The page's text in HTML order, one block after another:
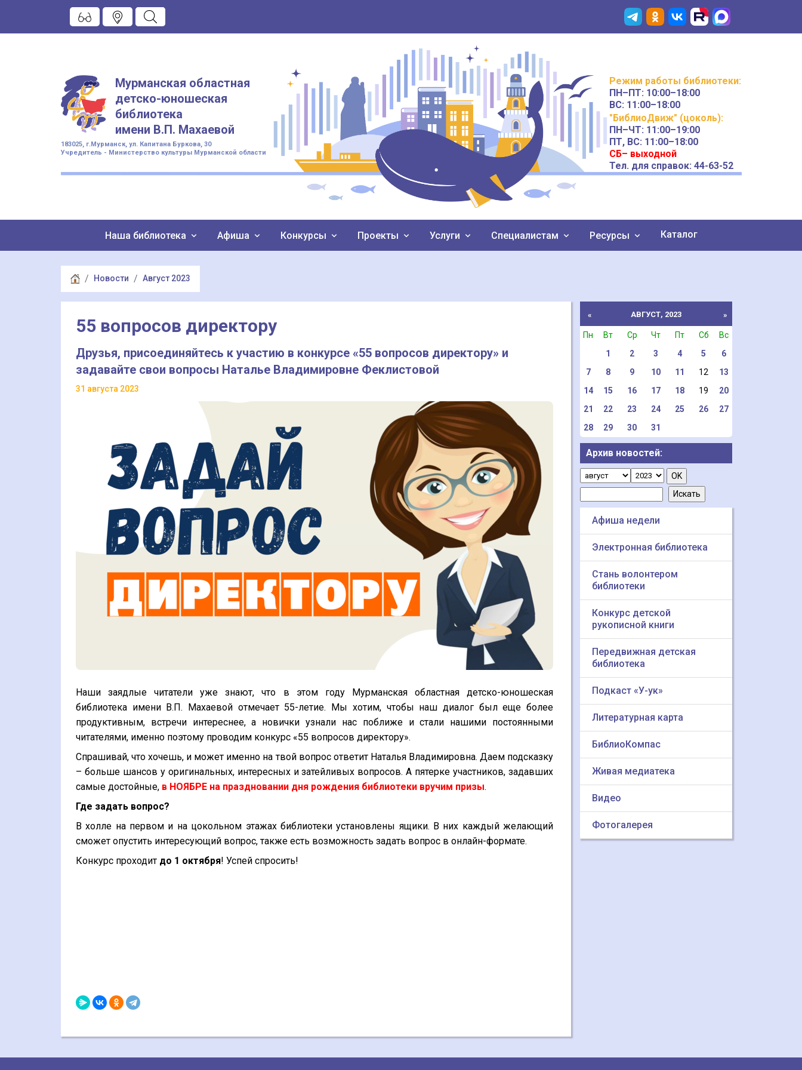
Мурманская областная
детско-юношеская
библиотека
имени В.П. Махаевой
183025, г.Мурманск, ул. Капитана Буркова, 30
Учредитель - Министерство культуры Мурманской области
Режим работы библиотеки:
ПН–ПТ: 10:00–18:00
ВС: 11:00–18:00
"БиблиоДвиж" (цоколь):
ПН–ЧТ: 11:00–19:00
ПТ, ВС: 11:00–18:00
СБ– выходной
Тел. для справок: 44-63-52
Наша библиотека Афиша Конкурсы Проекты Услуги Специалистам Ресурсы Каталог
Новости Август 2023
55 вопросов директору
Друзья, присоединяйтесь к участию в конкурсе «55 вопросов директору» и
задавайте свои вопросы Наталье Владимировне Феклистовой
31 августа 2023
Наши заядлые читатели уже знают, что в этом году Мурманская областная детско-юношеская
библиотека имени В.П. Махаевой отмечает 55-летие. Мы хотим, чтобы наш диалог был еще более
продуктивным, встречи интереснее, а новички узнали нас поближе и стали нашими постоянными
читателями, именно поэтому проводим конкурс «55 вопросов директору».
Спрашивай, что хочешь, и может именно на твой вопрос ответит Наталья Владимировна. Даем подсказку
– больше шансов у оригинальных, интересных и затейливых вопросов. А пятерке участников, задавших
самые достойные, в НОЯБРЕ на праздновании дня рождения библиотеки вручим призы.
Где задать вопрос?
В холле на первом и на цокольном этажах библиотеки установлены ящики. В них каждый желающий
сможет опустить интересующий вопрос, также есть возможность задать вопрос в онлайн-формате.
Конкурс проходит до 1 октября! Успей спросить!
« АВГУСТ, 2023 »
Пн Вт Ср Чт Пт Сб
Вс
1
2 3 4 5
6
7
8 9 10 11 12
13
14
15 16 17 18 19
20
21
22 23 24 25 26
27
28
29 30 31
Архив новостей:
Афиша недели
Электронная библиотека
Стань волонтером
библиотеки
Конкурс детской
рукописной книги
Передвижная детская
библиотека
Подкаст «У-ук»
Литературная карта
БиблиоКомпас
Живая медиатека
Видео
Фотогалерея